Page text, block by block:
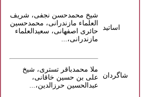
اساتید
شیخ محمدحسن نجفی، شریف
العلماء مازندرانی، محمدحسین
حائری اصفهانی، سعیدالعلماء
مازندرانی،...
شاگردان
ملا محمدباقر تستری، شیخ
علی بن حسین خاقانی،
عبدالحسین حرزالدین،...